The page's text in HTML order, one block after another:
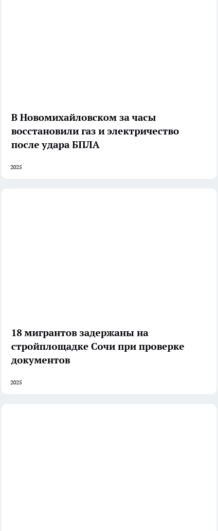
В Новомихайловском за часы
восстановили газ и электричество
после удара БПЛА
2025
18 мигрантов задержаны на
стройплощадке Сочи при проверке
документов
2025